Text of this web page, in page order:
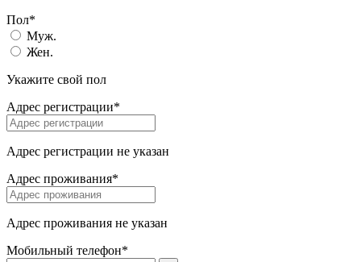
Пол*
Муж.
Жен.
Укажите свой пол
Адрес регистрации*
Адрес регистрации не указан
Адрес проживания*
Адрес проживания не указан
Мобильный телефон*